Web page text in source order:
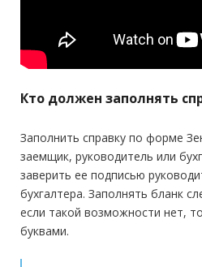
Кто должен заполнять
Заполнить справку по форме
заемщик, руководитель или
заверить ее подписью
бухгалтера. Заполнять бланк
если такой возможности нет,
буквами.